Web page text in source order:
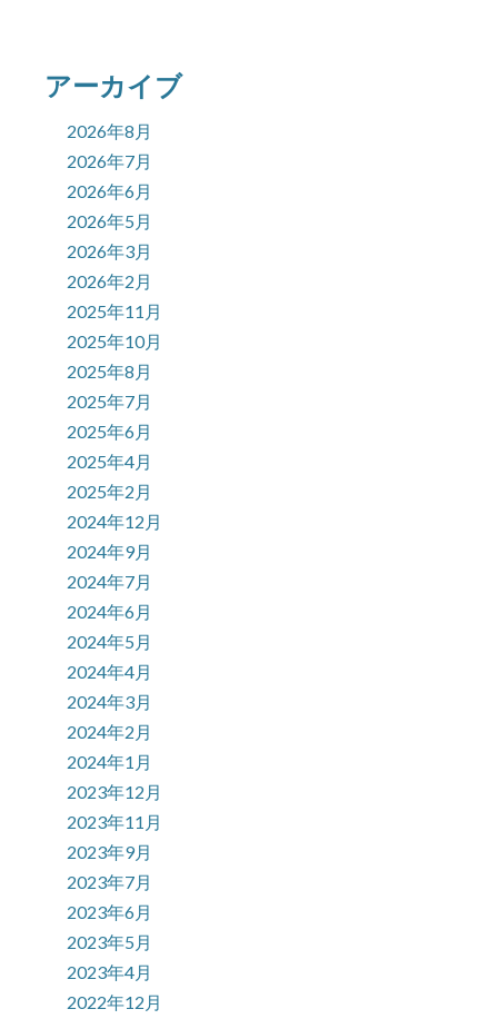
アーカイブ
2026年8月
2026年7月
2026年6月
2026年5月
2026年3月
2026年2月
2025年11月
2025年10月
2025年8月
2025年7月
2025年6月
2025年4月
2025年2月
2024年12月
2024年9月
2024年7月
2024年6月
2024年5月
2024年4月
2024年3月
2024年2月
2024年1月
2023年12月
2023年11月
2023年9月
2023年7月
2023年6月
2023年5月
2023年4月
2022年12月